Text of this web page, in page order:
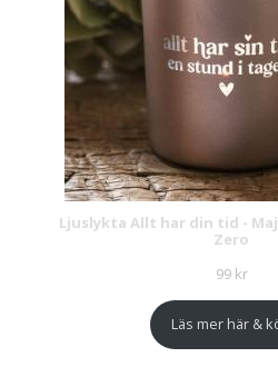
Ljuslykta Allt har din tid -
Zero
99 kr
Läs mer här &